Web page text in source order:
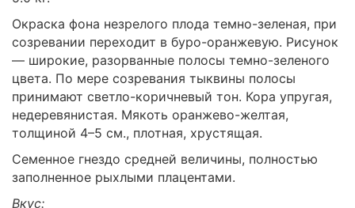
Окраска фона незрелого плода темно-зеленая, при
созревании переходит в буро-оранжевую. Рисунок
— широкие, разорванные полосы темно-зеленого
цвета. По мере созревания тыквины полосы
принимают светло-коричневый тон. Кора упругая,
недеревянистая. Мякоть оранжево-желтая,
толщиной 4–5 см., плотная, хрустящая.
Семенное гнездо средней величины, полностью
заполненное рыхлыми плацентами.
Вкус: